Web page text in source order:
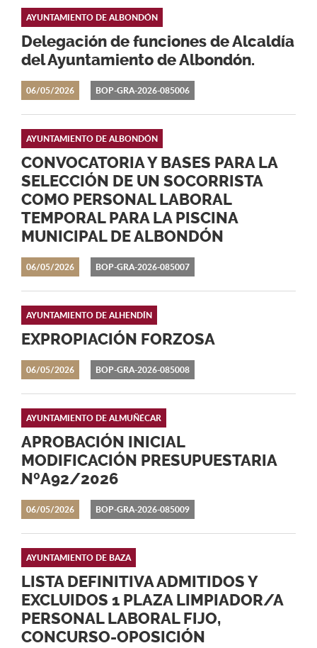
06/05/2026
Delegación de funciones de Alcaldía
del Ayuntamiento de Albondón.
AYUNTAMIENTO DE ALBONDÓN
BOP-GRA-2026-085006
06/05/2026
CONVOCATORIA Y BASES PARA LA
SELECCIÓN DE UN SOCORRISTA
COMO PERSONAL LABORAL
TEMPORAL PARA LA PISCINA
MUNICIPAL DE ALBONDÓN
AYUNTAMIENTO DE ALBONDÓN
BOP-GRA-2026-085007
06/05/2026
EXPROPIACIÓN FORZOSA
AYUNTAMIENTO DE ALHENDÍN
BOP-GRA-2026-085008
06/05/2026
APROBACIÓN INICIAL
MODIFICACIÓN PRESUPUESTARIA
NºA92/2026
AYUNTAMIENTO DE ALMUÑÉCAR
BOP-GRA-2026-085009
LISTA DEFINITIVA ADMITIDOS Y
EXCLUIDOS 1 PLAZA LIMPIADOR/A
PERSONAL LABORAL FIJO,
CONCURSO-OPOSICIÓN
AYUNTAMIENTO DE BAZA